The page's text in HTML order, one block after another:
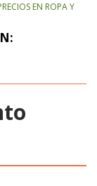
EN ROPA Y